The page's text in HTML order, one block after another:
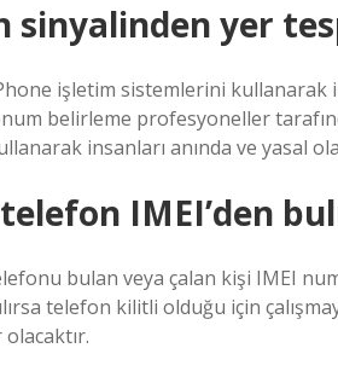
sinyalinden yer
işletim sistemlerini kullanarak
belirleme profesyoneller
insanları anında ve yasal
telefon IMEI’den
bulan veya çalan kişi IMEI
telefon kilitli olduğu için